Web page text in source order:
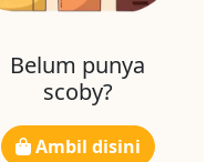
Belum punya
scoby?
Ambil disini